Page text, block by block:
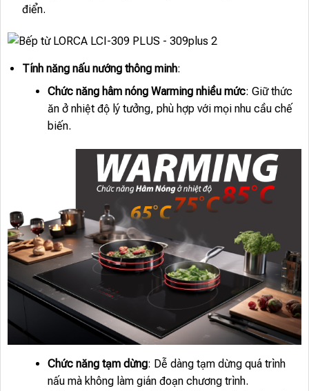
điển.
Tính năng nấu nướng thông minh:
Chức năng hâm nóng Warming nhiều mức: Giữ thức
ăn ở nhiệt độ lý tưởng, phù hợp với mọi nhu cầu chế
biến.
Chức năng tạm dừng: Dễ dàng tạm dừng quá trình
nấu mà không làm gián đoạn chương trình.